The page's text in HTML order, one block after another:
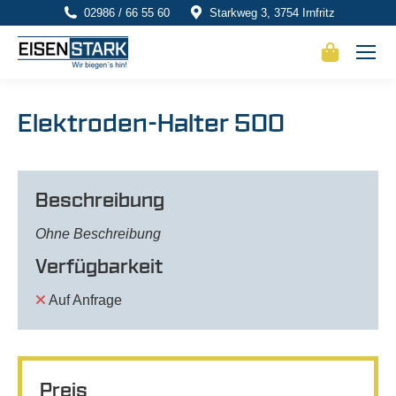
02986 / 66 55 60 Starkweg 3, 3754 Irnfritz
Elektroden-Halter 500
Beschreibung
Ohne Beschreibung
Verfügbarkeit
Auf Anfrage
Preis